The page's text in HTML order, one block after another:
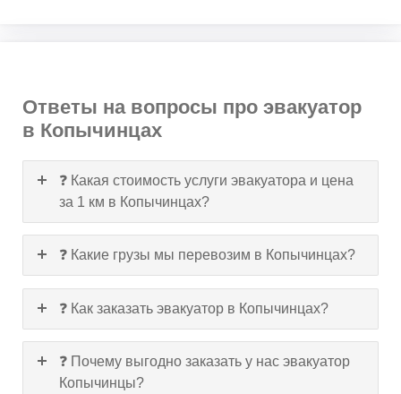
Ответы на вопросы про эвакуатор
в Копычинцах
❓ Какая стоимость услуги эвакуатора и цена
за 1 км в Копычинцах?
❓ Какие грузы мы перевозим в Копычинцах?
❓ Как заказать эвакуатор в Копычинцах?
❓ Почему выгодно заказать у нас эвакуатор
Копычинцы?